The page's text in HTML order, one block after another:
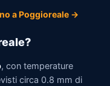
a Poggioreale →
, con temperature
circa 0.8 mm di